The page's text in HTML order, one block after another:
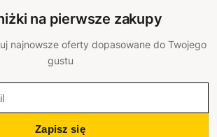
na pierwsze zakupy
najnowsze oferty dopasowane do Twojego
gustu
Zapisz się